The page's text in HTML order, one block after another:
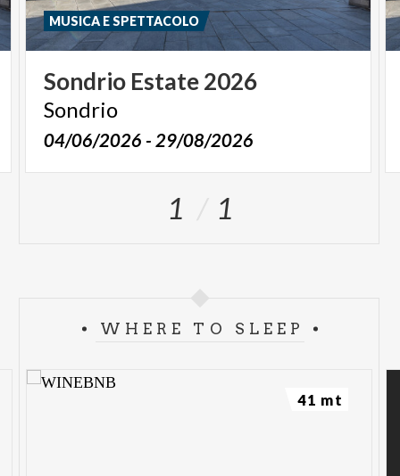
Sondrio Estate2026
Sondrio
04/06/2026 - 29/08/2026
MUSICA E SPETTACOLO
1 1
WHERE TO SLEEP
41 mt